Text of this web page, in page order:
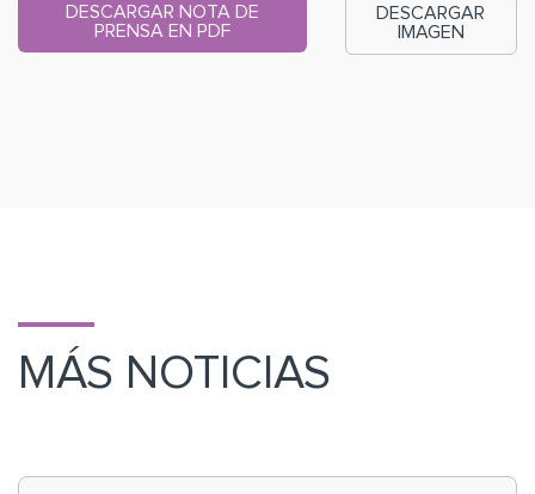
DESCARGAR NOTA DE
PRENSA EN PDF
DESCARGAR
IMAGEN
MÁS NOTICIAS